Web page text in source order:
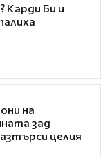
Карди Би и
на
зад
целия